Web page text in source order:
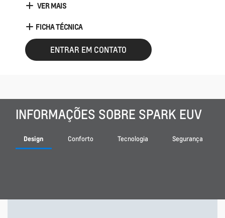
VER MAIS
FICHA TÉCNICA
ENTRAR EM CONTATO
INFORMAÇÕES SOBRE SPARK EUV
Design Conforto Tecnologia Segurança